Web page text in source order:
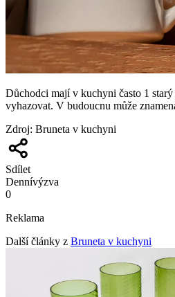
Důchodci mají v kuchyni často 1
vyhazovat. V budoucnu může
Zdroj: Bruneta v kuchyni
Sdílet
Dennívýzva
0
Reklama
Další články z Bruneta v kuchyni